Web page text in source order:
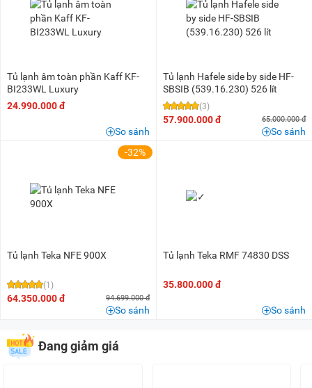
Tủ lạnh âm toàn phần Kaff KF-
BI233WL Luxury
24.990.000 đ
So sánh
Tủ lạnh Hafele side by side HF-
SBSIB (539.16.230) 526 lít
(3)
57.900.000 đ 65.000.000 đ
So sánh
-32%
Tủ lạnh Teka NFE 900X
(1)
64.350.000 đ 94.699.000 đ
So sánh
Tủ lạnh Teka RMF 74830 DSS
35.800.000 đ
So sánh
Đang giảm giá